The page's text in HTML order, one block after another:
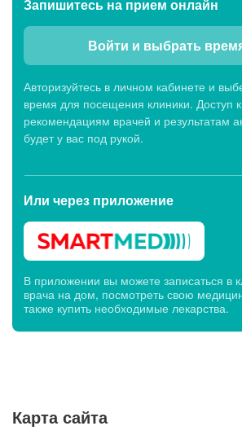
Запишитесь на прием онлайн
Войти и выбрать
Авторизуйтесь в личном кабинете и
время для посещения клиники. Доступ
рекомендациям врачей и результатам
будет у вас под рукой.
Или через приложение
В приложении вы можете записаться в
врача на дом, посмотреть свою
также купить необходимые лекарства.
Карта сайта